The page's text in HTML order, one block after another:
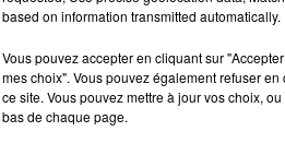
based on information transmitted automatically.
Vous pouvez accepter en cliquant sur
mes choix". Vous pouvez également refuser
ce site. Vous pouvez mettre à jour vos choix,
bas de chaque page.